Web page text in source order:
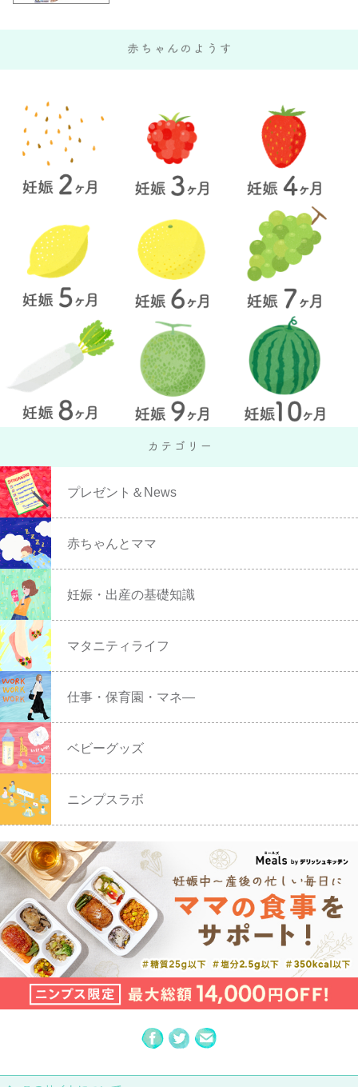
プレゼント＆News
赤ちゃんとママ
妊娠・出産の基礎知識
マタニティライフ
仕事・保育園・マネ―
ベビーグッズ
ニンプスラボ